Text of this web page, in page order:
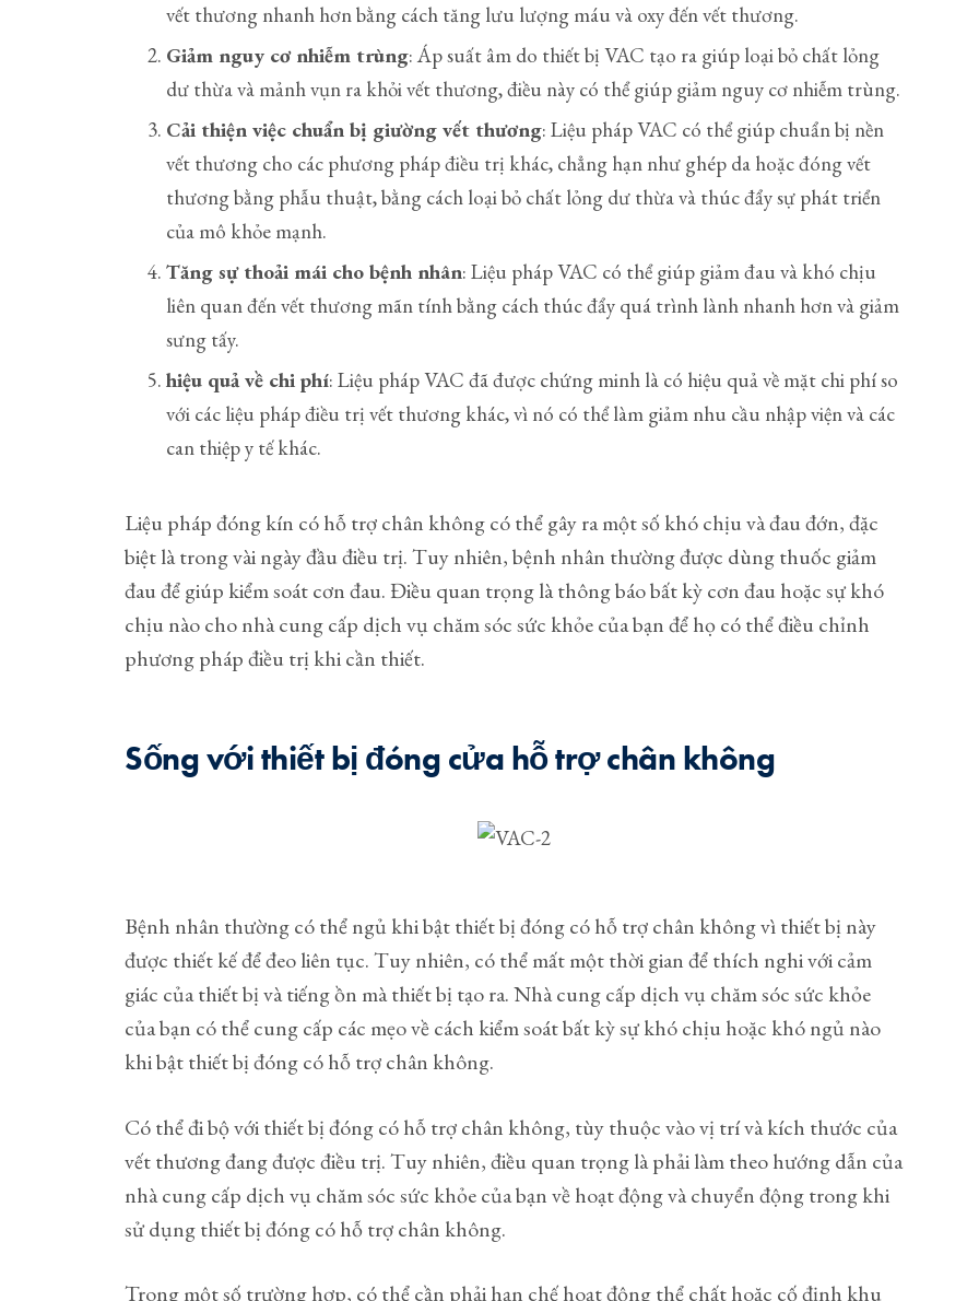
vết thương nhanh hơn bằng cách tăng lưu lượng máu và oxy đến vết thương.
Giảm nguy cơ nhiễm trùng: Áp suất âm do thiết bị VAC tạo ra giúp loại bỏ chất lỏng
dư thừa và mảnh vụn ra khỏi vết thương, điều này có thể giúp giảm nguy cơ nhiễm trùng.
Cải thiện việc chuẩn bị giường vết thương: Liệu pháp VAC có thể giúp chuẩn bị nền
vết thương cho các phương pháp điều trị khác, chẳng hạn như ghép da hoặc đóng vết
thương bằng phẫu thuật, bằng cách loại bỏ chất lỏng dư thừa và thúc đẩy sự phát triển
của mô khỏe mạnh.
Tăng sự thoải mái cho bệnh nhân: Liệu pháp VAC có thể giúp giảm đau và khó chịu
liên quan đến vết thương mãn tính bằng cách thúc đẩy quá trình lành nhanh hơn và giảm
sưng tấy.
hiệu quả về chi phí: Liệu pháp VAC đã được chứng minh là có hiệu quả về mặt chi phí so
với các liệu pháp điều trị vết thương khác, vì nó có thể làm giảm nhu cầu nhập viện và các
can thiệp y tế khác.
Liệu pháp đóng kín có hỗ trợ chân không có thể gây ra một số khó chịu và đau đớn, đặc
biệt là trong vài ngày đầu điều trị. Tuy nhiên, bệnh nhân thường được dùng thuốc giảm
đau để giúp kiểm soát cơn đau. Điều quan trọng là thông báo bất kỳ cơn đau hoặc sự khó
chịu nào cho nhà cung cấp dịch vụ chăm sóc sức khỏe của bạn để họ có thể điều chỉnh
phương pháp điều trị khi cần thiết.
Sống với thiết bị đóng cửa hỗ trợ chân không
Bệnh nhân thường có thể ngủ khi bật thiết bị đóng có hỗ trợ chân không vì thiết bị này
được thiết kế để đeo liên tục. Tuy nhiên, có thể mất một thời gian để thích nghi với cảm
giác của thiết bị và tiếng ồn mà thiết bị tạo ra. Nhà cung cấp dịch vụ chăm sóc sức khỏe
của bạn có thể cung cấp các mẹo về cách kiểm soát bất kỳ sự khó chịu hoặc khó ngủ nào
khi bật thiết bị đóng có hỗ trợ chân không.
Có thể đi bộ với thiết bị đóng có hỗ trợ chân không, tùy thuộc vào vị trí và kích thước của
vết thương đang được điều trị. Tuy nhiên, điều quan trọng là phải làm theo hướng dẫn của
nhà cung cấp dịch vụ chăm sóc sức khỏe của bạn về hoạt động và chuyển động trong khi
sử dụng thiết bị đóng có hỗ trợ chân không.
Trong một số trường hợp, có thể cần phải hạn chế hoạt động thể chất hoặc cố định khu